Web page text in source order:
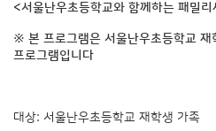
<서울난우초등학교와 함께하는 패밀
※ 본 프로그램은 서울난우초등학교 재
프로그램입니다
대상: 서울난우초등학교 재학생 가족